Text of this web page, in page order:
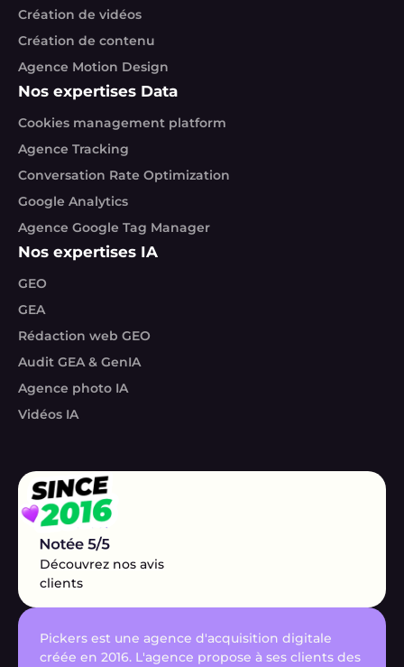
Création de vidéos
Création de contenu
Agence Motion Design
Nos expertises Data
Cookies management platform
Agence Tracking
Conversation Rate Optimization
Google Analytics
Agence Google Tag Manager
Nos expertises IA
GEO
GEA
Rédaction web GEO
Audit GEA & GenIA
Agence photo IA
Vidéos IA
Découvrez nos avis
clients
Pickers est une agence d'acquisition digitale
créée en 2016. L'agence propose à ses clients des